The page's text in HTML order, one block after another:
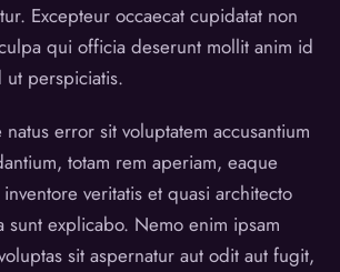
Excepteur occaecat cupidatat non
qui officia deserunt mollit anim id
ut perspiciatis.
error sit voluptatem accusantium
totam rem aperiam, eaque
veritatis et quasi architecto
sunt explicabo. Nemo enim ipsam
sit aspernatur aut odit aut fugit,